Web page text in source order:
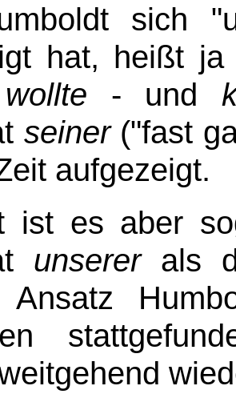
sich
hat, heißt
wollte - und
seiner("fast
aufgezeigt.
ist es aber
unsererals
Ansatz